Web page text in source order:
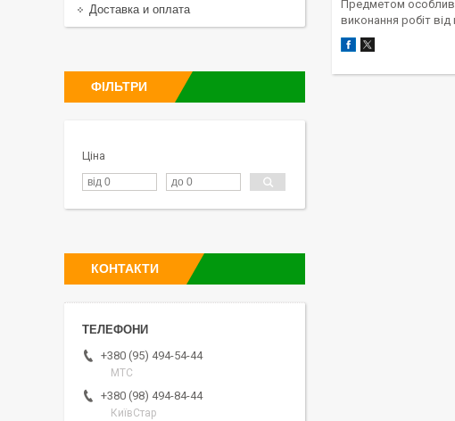
Предметом
виконання робіт
Доставка и оплата
ФІЛЬТРИ
Ціна
КОНТАКТИ
+380 (95) 494-54-44
МТС
+380 (98) 494-84-44
КиївСтар